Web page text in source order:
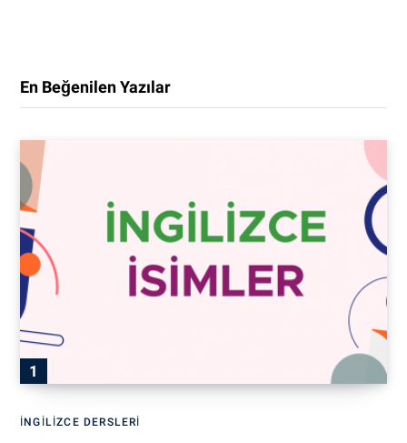
En Beğenilen Yazılar
İNGILIZCE DERSLERI